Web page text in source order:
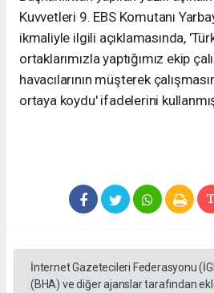
Kuvvetleri 9. EBS Komutanı
ikmaliyle ilgili açıklamasında,
ortaklarımızla yaptığımız ekip
havacılarının müşterek
ortaya koydu' ifadelerini
İnternet Gazetecileri Federasyonu
(BHA) ve diğer ajanslar tarafından